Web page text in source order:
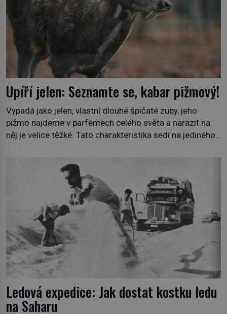
Upíří jelen: Seznamte se, kabar pižmový!
Vypadá jako jelen, vlastní dlouhé špičaté zuby, jeho
pižmo najdeme v parfémech celého světa a narazit na
něj je velice těžké. Tato charakteristika sedí na jediného
1778), jenže v Asii o něm ví už celá staletí. Zvíře
připomíná jelena, v kohoutku dosahuje […]
Ledová expedice: Jak dostat kostku ledu
na Saharu